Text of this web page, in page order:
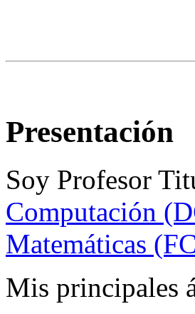
Presentación
Soy Profesor
Computación
Matemáticas
Mis principales